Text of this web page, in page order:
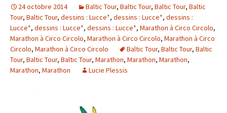
24 octobre 2014 Baltic Tour, Baltic Tour, Baltic Tour, Baltic
Tour, Baltic Tour, dessins : Lucce*, dessins : Lucce*, dessins :
Lucce*, dessins : Lucce*, dessins : Lucce*, Marathon à Circo Circolo,
Marathon à Circo Circolo, Marathon à Circo Circolo, Marathon à Circo
Circolo, Marathon à Circo Circolo Baltic Tour, Baltic Tour, Baltic
Tour, Baltic Tour, Baltic Tour, Marathon, Marathon, Marathon,
Marathon, Marathon Lucie Plessis